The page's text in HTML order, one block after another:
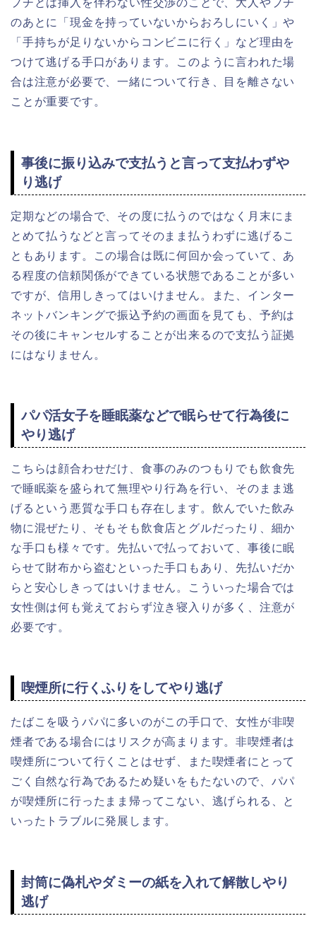
プチとは挿入を伴わない性交渉のことで、大人やプチ
のあとに「現金を持っていないからおろしにいく」や
「手持ちが足りないからコンビニに行く」など理由を
つけて逃げる手口があります。このように言われた場
合は注意が必要で、一緒について行き、目を離さない
ことが重要です。
事後に振り込みで支払うと言って支払わずや
り逃げ
定期などの場合で、その度に払うのではなく月末にま
とめて払うなどと言ってそのまま払うわずに逃げるこ
ともあります。この場合は既に何回か会っていて、あ
る程度の信頼関係ができている状態であることが多い
ですが、信用しきってはいけません。また、インター
ネットバンキングで振込予約の画面を見ても、予約は
その後にキャンセルすることが出来るので支払う証拠
にはなりません。
パパ活女子を睡眠薬などで眠らせて行為後に
やり逃げ
こちらは顔合わせだけ、食事のみのつもりでも飲食先
で睡眠薬を盛られて無理やり行為を行い、そのまま逃
げるという悪質な手口も存在します。飲んでいた飲み
物に混ぜたり、そもそも飲食店とグルだったり、細か
な手口も様々です。先払いで払っておいて、事後に眠
らせて財布から盗むといった手口もあり、先払いだか
らと安心しきってはいけません。こういった場合では
女性側は何も覚えておらず泣き寝入りが多く、注意が
必要です。
喫煙所に行くふりをしてやり逃げ
たばこを吸うパパに多いのがこの手口で、女性が非喫
煙者である場合にはリスクが高まります。非喫煙者は
喫煙所について行くことはせず、また喫煙者にとって
ごく自然な行為であるため疑いをもたないので、パパ
が喫煙所に行ったまま帰ってこない、逃げられる、と
いったトラブルに発展します。
封筒に偽札やダミーの紙を入れて解散しやり
逃げ